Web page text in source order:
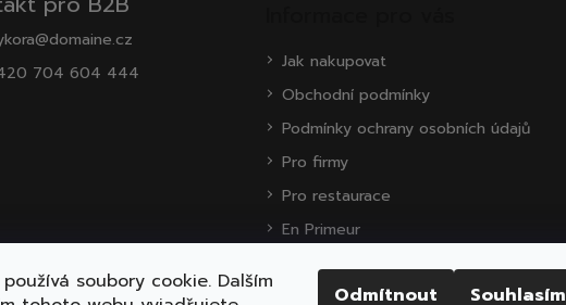
soubory cookie. Dalším
Odmítnout Souhlasím
704 604 444
Jak nakupovat
Obchodní podmínky
Podmínky ochrany osobních údajů
Pro firmy
Pro restaurace
En Primeur
Zákaznická podpora